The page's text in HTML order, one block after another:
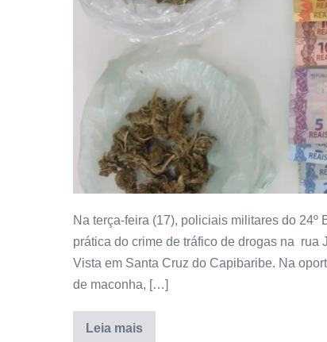
Na terça-feira (17), policiais militares do
prática do crime de tráfico de drogas na rua
Vista em Santa Cruz do Capibaribe. Na
de maconha, […]
Leia mais